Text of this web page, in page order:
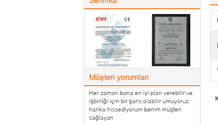
Müşteri yorumları
Her zaman bana en iyi plan verebilir ve
işbirliği için bir şans olabilir umuyoruz
harika hissediyorum benim müşteri
sağlayan